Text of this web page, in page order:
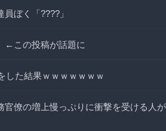
ぼく「????」
←この投稿が話題に
した結果ｗｗｗｗｗｗｗ
官僚の増上慢っぷりに衝撃を受ける人